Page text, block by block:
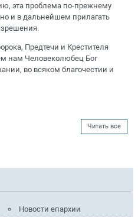
эта проблема по-прежнему
и в дальнейшем прилагать
Предтечи и Крестителя
нам Человеколюбец Бог
во всяком благочестии и
Читать все
Новости епархии